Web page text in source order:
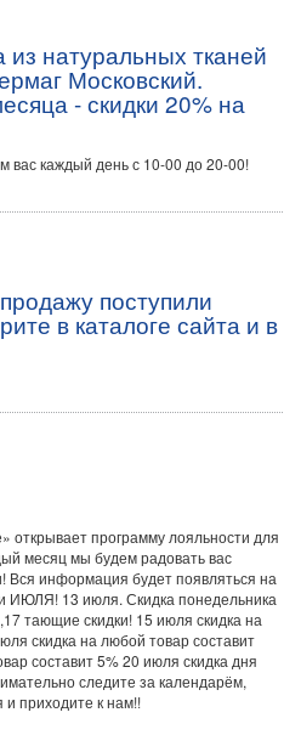
натуральных тканей
Московский.
- скидки 20% на
вас каждый день с 10-00 до 20-00!
поступили
в каталоге сайта и в
открывает программу лояльности для
месяц мы будем радовать вас
Вся информация будет появляться на
ИЮЛЯ! 13 июля. Скидка понедельника
тающие скидки! 15 июля скидка на
скидка на любой товар составит
составит 5% 20 июля скидка дня
следите за календарём,
приходите к нам!!